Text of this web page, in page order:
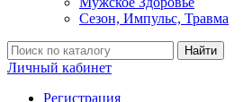
Сезон, Импульс, Травма
Найти
Личный кабинет
Регистрация